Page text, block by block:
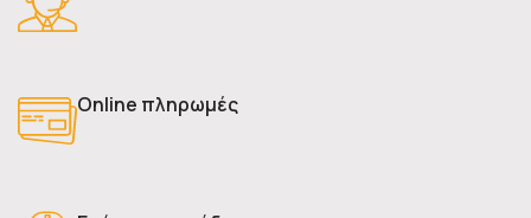
Online πληρωμές